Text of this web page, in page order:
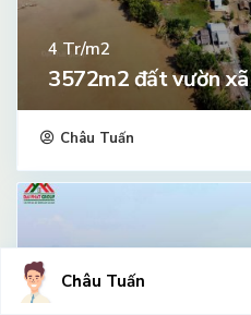
4 Tr/m2
3572m2 đất vườn
Châu Tuấn
Châu Tuấn